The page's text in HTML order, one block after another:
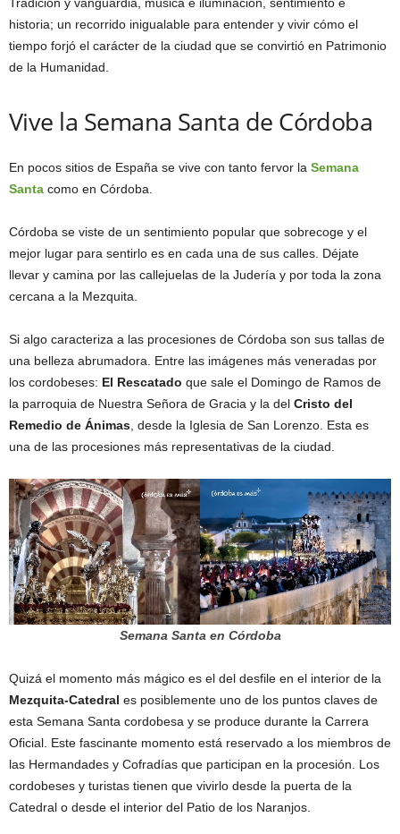
Tradición y vanguardia, música e iluminación, sentimiento e
historia; un recorrido inigualable para entender y vivir cómo el
tiempo forjó el carácter de la ciudad que se convirtió en Patrimonio
de la Humanidad.
Vive la Semana Santa de Córdoba
En pocos sitios de España se vive con tanto fervor la Semana
Santa como en Córdoba.
Córdoba se viste de un sentimiento popular que sobrecoge y el
mejor lugar para sentirlo es en cada una de sus calles. Déjate
llevar y camina por las callejuelas de la Judería y por toda la zona
cercana a la Mezquita.
Si algo caracteriza a las procesiones de Córdoba son sus tallas de
una belleza abrumadora. Entre las imágenes más veneradas por
los cordobeses: El Rescatado que sale el Domingo de Ramos de
la parroquia de Nuestra Señora de Gracia y la del Cristo del
Remedio de Ánimas, desde la Iglesia de San Lorenzo. Esta es
una de las procesiones más representativas de la ciudad.
Semana Santa en Córdoba
Quizá el momento más mágico es el del desfile en el interior de la
Mezquita-Catedral es posiblemente uno de los puntos claves de
esta Semana Santa cordobesa y se produce durante la Carrera
Oficial. Este fascinante momento está reservado a los miembros de
las Hermandades y Cofradías que participan en la procesión. Los
cordobeses y turistas tienen que vivirlo desde la puerta de la
Catedral o desde el interior del Patio de los Naranjos.